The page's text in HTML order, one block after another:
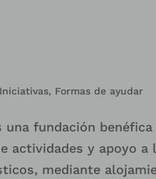
Iniciativas, Formas de ayudar
una fundación
actividades y apoyo
mediante